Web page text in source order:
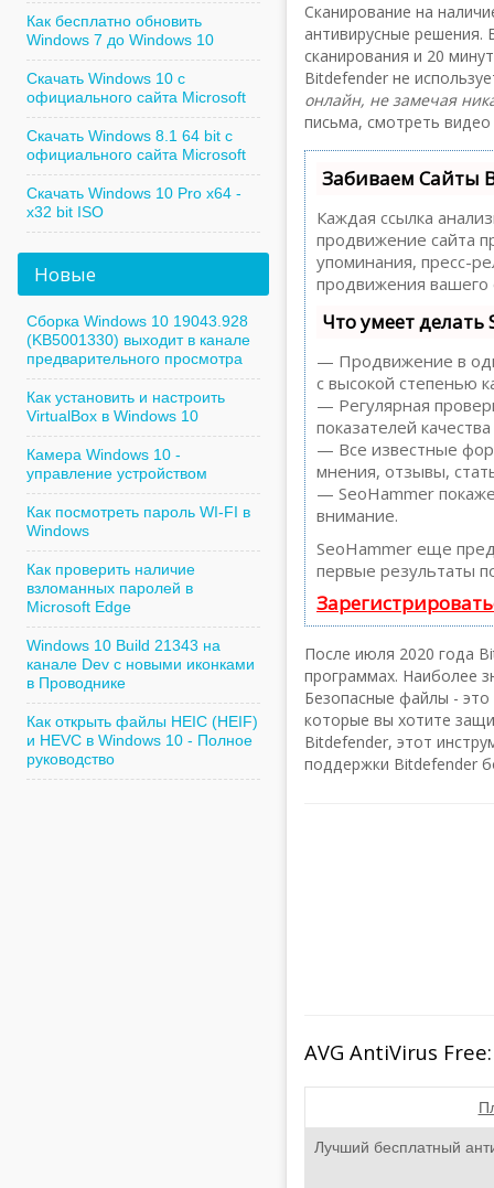
Сканирование на
антивирусные решения.
сканирования и 20
Bitdefender не
онлайн, не замечая
письма, смотреть
Забиваем Сайты
Каждая ссылка
продвижение сайта
упоминания, пресс-
продвижения вашего
Что умеет делать
— Продвижение в
с высокой степенью
— Регулярная
показателей
— Все известные
мнения, отзывы,
— SeoHammer
внимание.
SeoHammer еще
первые результаты
После июля 2020 года
программах. Наиболее
Безопасные файлы -
которые вы хотите
Bitdefender, этот
поддержки Bitdefender
AVG AntiVirus
Лучший бесплатный
Как бесплатно обновить
Windows 7 до Windows 10
Скачать Windows 10 с
официального сайта Microsoft
Скачать Windows 8.1 64 bit с
официального сайта Microsoft
Скачать Windows 10 Pro x64 -
x32 bit ISO
Новые
Сборка Windows 10 19043.928
(KB5001330) выходит в канале
предварительного просмотра
Как установить и настроить
VirtualBox в Windows 10
Камера Windows 10 -
управление устройством
Как посмотреть пароль WI-FI в
Windows
Как проверить наличие
взломанных паролей в
Microsoft Edge
Windows 10 Build 21343 на
канале Dev с новыми иконками
в Проводнике
Как открыть файлы HEIC (HEIF)
и HEVC в Windows 10 - Полное
руководство